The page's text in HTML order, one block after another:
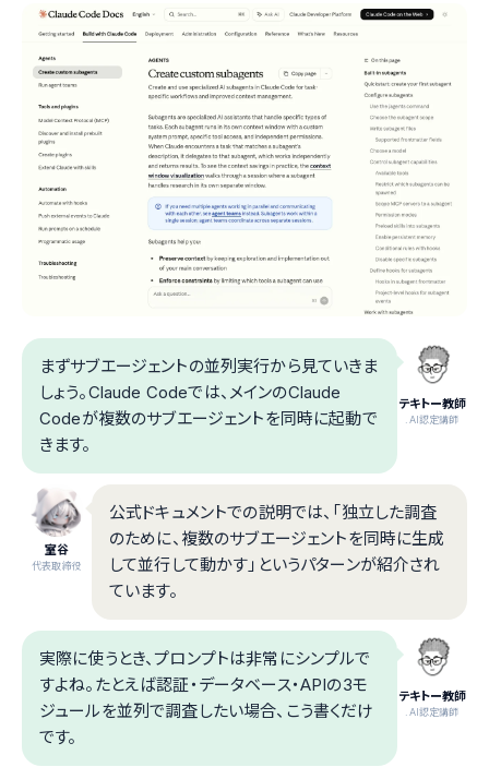
テキトー教師
.AI認定講師
まずサブエージェントの並列実行から見ていきま
しょう。Claude Codeでは、メインのClaude
Codeが複数のサブエージェントを同時に起動で
きます。
室谷
代表取締役
公式ドキュメントでの説明では、「独立した調査
のために、複数のサブエージェントを同時に生成
して並行して動かす」というパターンが紹介され
ています。
テキトー教師
.AI認定講師
実際に使うとき、プロンプトは非常にシンプルで
すよね。たとえば認証・データベース・APIの3モ
ジュールを並列で調査したい場合、こう書くだけ
です。